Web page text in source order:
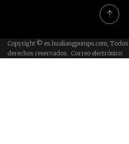
Copyright © es.hualiangpumps.com, Todos
derechos reservados. Correo electrónico: